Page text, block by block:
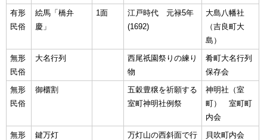
有形
民俗
絵馬「橋弁
慶」
1面
江戸時代 元禄5年
(1692)
大島八幡社
（吉良町大
島）
無形
民俗
大名行列
西尾祇園祭りの練り
物
肴町大名行列
保存会
無形
民俗
御櫃割
五穀豊穣を祈願する
室町神明社例祭
神明社（室
町） 室町町
内会
無形
鍵万灯
万灯山の西斜面で行
貝吹町内会